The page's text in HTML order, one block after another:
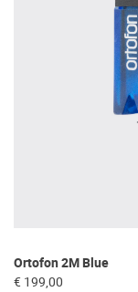
Ortofon 2M Blue
€ 199,00